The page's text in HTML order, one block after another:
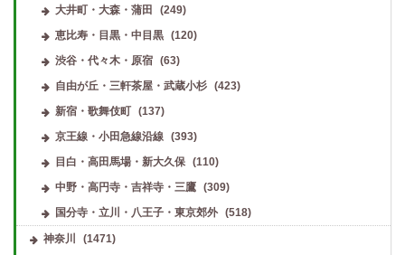
大井町・大森・蒲田
(249)
恵比寿・目黒・中目黒
(120)
渋谷・代々木・原宿
(63)
自由が丘・三軒茶屋・武蔵小杉
(423)
新宿・歌舞伎町
(137)
京王線・小田急線沿線
(393)
目白・高田馬場・新大久保
(110)
中野・高円寺・吉祥寺・三鷹
(309)
国分寺・立川・八王子・東京郊外
(518)
神奈川
(1471)